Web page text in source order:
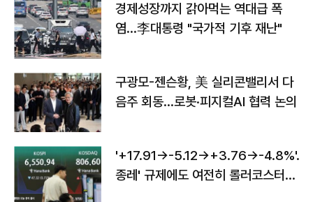
경제성장까지 갉아먹는 역대급 폭
염…李대통령 "국가적 기후 재난"
구광모-젠슨황, 美 실리콘밸리서 다
음주 회동…로봇·피지컬AI 협력 논의
'+17.91→-5.12→+3.76→-4.8%'…'
종레' 규제에도 여전히 롤러코스터